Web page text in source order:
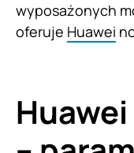
wyposażonych
oferuje Huawei